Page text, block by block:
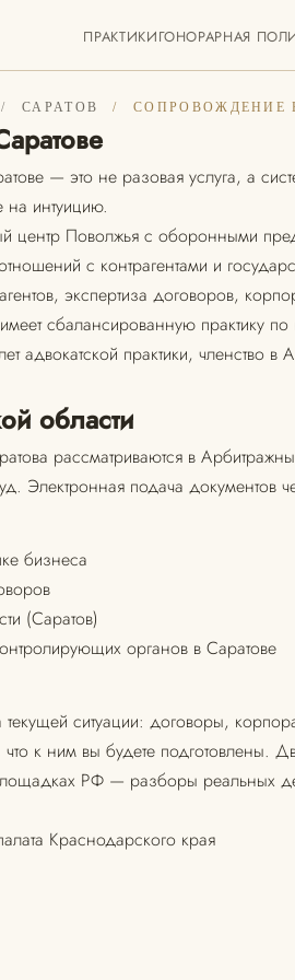
ПРАКТИКИГОНОРАРНАЯ
/ САРАТОВ / СОПРОВОЖДЕНИЕ
— это не разовая услуга, а
интуицию.
Поволжья с оборонными
с контрагентами и
экспертиза договоров,
сбалансированную
адвокатской практики, членство
области
рассматриваются в
Электронная подача
бизнеса
(Саратов)
органов в Саратове
ситуации: договоры,
к ним вы будете подготовлены.
РФ — разборы реальных
Краснодарского края